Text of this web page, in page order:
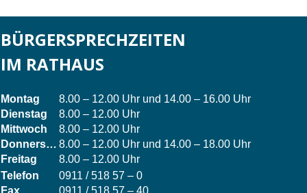
BÜRGERSPRECHZEITEN
IM RATHAUS
Montag
8.00 – 12.00 Uhr und 14.00 – 16.00 Uhr
Dienstag
8.00 – 12.00 Uhr
Mittwoch
8.00 – 12.00 Uhr
Donnerstag 8.00 – 12.00 Uhr und 14.00 – 18.00 Uhr
Freitag
8.00 – 12.00 Uhr
Telefon
0911 / 518 57 – 0
Fax
0911 / 518 57 – 40